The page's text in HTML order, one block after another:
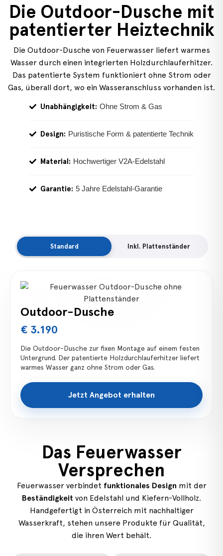
Die Outdoor-Dusche mit
patentierter Heiztechnik
Die Outdoor-Dusche von Feuerwasser liefert warmes
Wasser durch einen integrierten Holzdurchlauferhitzer.
Das patentierte System funktioniert ohne Strom oder
Gas, überall dort, wo ein Wasseranschluss vorhanden ist.
Unabhängigkeit: Ohne Strom & Gas
Design: Puristische Form & patentierte Technik
Material: Hochwertiger V2A-Edelstahl
Garantie: 5 Jahre Edelstahl-Garantie
Standard Inkl. Plattenständer
Outdoor-Dusche
€ 3.190
Die Outdoor-Dusche zur fixen Montage auf einem festen
Untergrund. Der patentierte Holzdurchlauferhitzer liefert
warmes Wasser ganz ohne Strom oder Gas.
Jetzt Angebot erhalten
Das Feuerwasser
Versprechen
Feuerwasser verbindet funktionales Design mit der
Beständigkeit von Edelstahl und Kiefern-Vollholz.
Handgefertigt in Österreich mit nachhaltiger
Wasserkraft, stehen unsere Produkte für Qualität,
die ihren Wert behält.